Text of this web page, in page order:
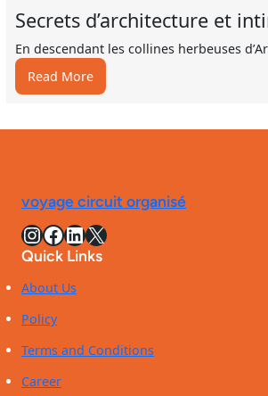
Agence
de
voyage
pas
en
2026
Secrets d’architecture et
En descendant les collines herbeuses
Read More:
Secrets
et
salle
de
bains
iconique
voyage circuit organisé
InstagramFacebook LinkedIn X
Quick Links
About Us
Policy
Terms and Conditions
Career